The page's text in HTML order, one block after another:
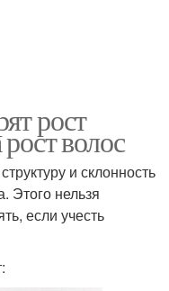
рост
волос
и склонность
Этого нельзя
если учесть